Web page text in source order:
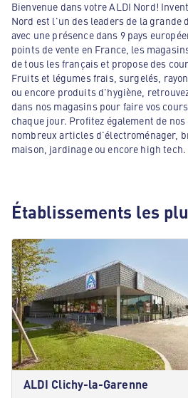
Bienvenue dans votre ALDI Nord!
Nord est l'un des leaders de la
avec une présence dans 9 pays
points de vente en France, les
de tous les français et propose des
Fruits et légumes frais, surgelés,
ou encore produits d'hygiène,
dans nos magasins pour faire vos
chaque jour. Profitez également de
nombreux articles d'électroménager,
maison, jardinage ou encore high
Établissements les
ALDI Clichy-la-Garenne